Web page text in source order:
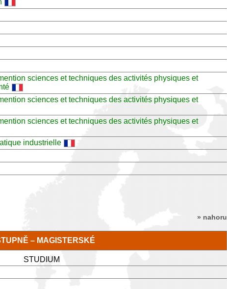
sciences et techniques des activités physiques et
sciences et techniques des activités physiques et
sciences et techniques des activités physiques et
industrielle
» nahoru
– MAGISTERSKÉ
STUDIUM